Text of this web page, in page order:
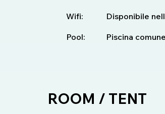
Wifi: Disponibile
Pool: Piscina comune
ROOM / TENT